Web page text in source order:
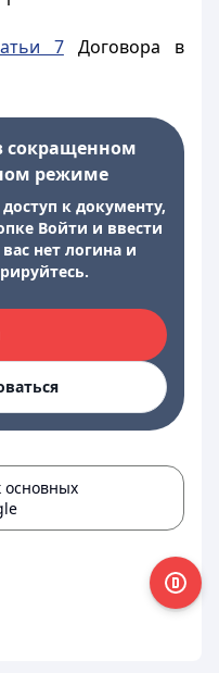
7Договора в
сокращенном
режиме
к документу,
Войти и ввести
нет логина и
основных